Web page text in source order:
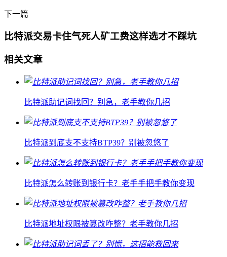
下一篇
比特派交易卡住气死人矿工费这样选才不踩坑
相关文章
比特派助记词找回？别急，老手教你几招
比特派到底支不支持BTP39？别被忽悠了
比特派怎么转账到银行卡？老手手把手教你变现
比特派地址权限被篡改咋整？老手教你几招